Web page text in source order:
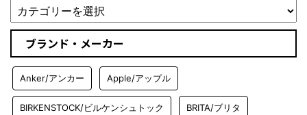
ブランド・メーカー
Anker/アンカー Apple/アップル
BIRKENSTOCK/ビルケンシュトック BRITA/ブリタ